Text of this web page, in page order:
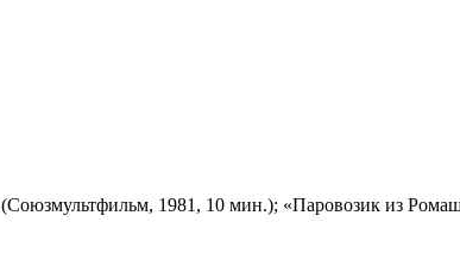
1981, 10 мин.); «Паровозик из